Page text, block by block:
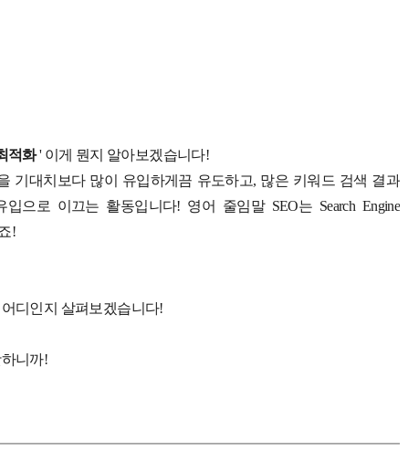
적화' 이게 뭔지 알아보겠습니다!
기대치보다 많이 유입하게끔 유도하고, 많은 키워드 검색 결과
으로 이끄는 활동입니다! 영어 줄임말 SEO는 Search Engine
!
디인지 살펴보겠습니다!
니까!